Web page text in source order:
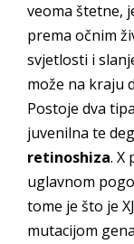
veoma štetne,
prema očnim
svjetlosti i
može na kraju
Postoje dva
juvenilna te
retinoshiza. X
uglavnom
tome je što je
mutacijom